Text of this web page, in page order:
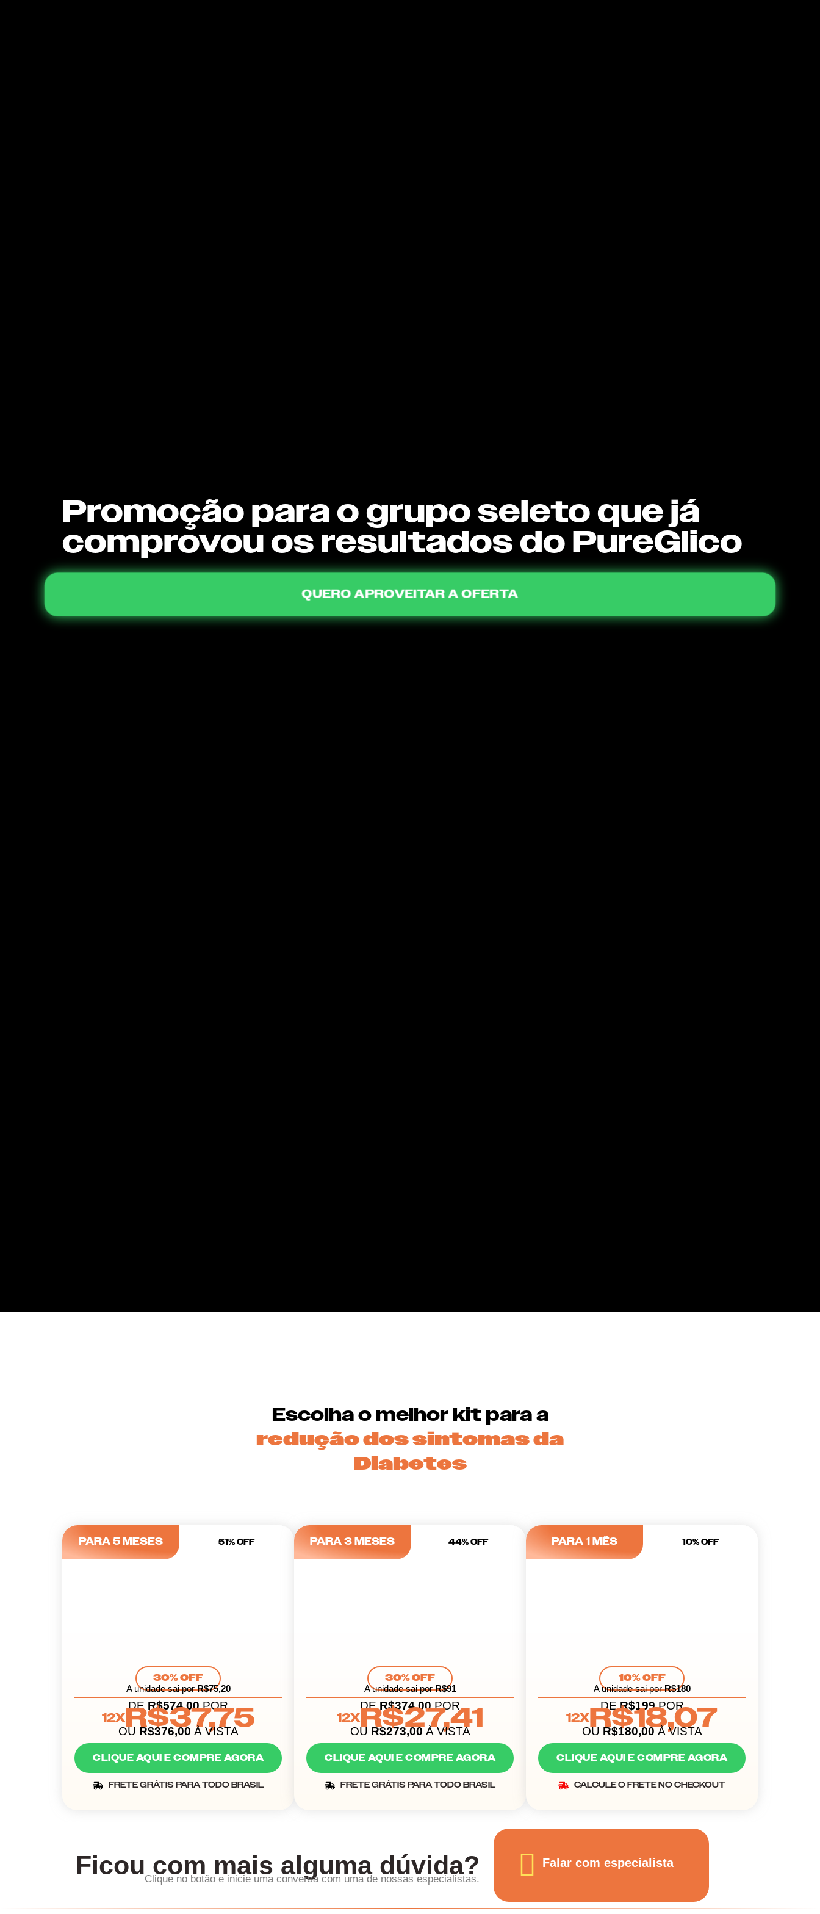
Promoção para o grupo seleto que já
comprovou os resultados do PureGlico
QUERO APROVEITAR A OFERTA
Escolha o melhor kit para a
redução dos sintomas da
Diabetes
PARA 5 MESES 51% OFF
30% OFF
A unidade sai porR$75,20
DE R$574,00POR
12XR$37,75
OU R$376,00 À VISTA
CLIQUE AQUI E COMPRE AGORA
FRETE GRÁTIS PARA TODO BRASIL
PARA 3 MESES 44% OFF
30% OFF
A unidade sai porR$91
DER$374,00POR
12XR$27,41
OU R$273,00À VISTA
CLIQUE AQUI E COMPRE AGORA
FRETE GRÁTIS PARA TODO BRASIL
PARA 1 MÊS 10% OFF
10% OFF
A unidade sai porR$180
DER$199POR
12XR$18,07
OU R$180,00À VISTA
CLIQUE AQUI E COMPRE AGORA
CALCULE O FRETE NO CHECKOUT
Ficou com mais alguma dúvida?
Clique no botão e inicie uma conversa com uma de nossas especialistas.
Falar com especialista